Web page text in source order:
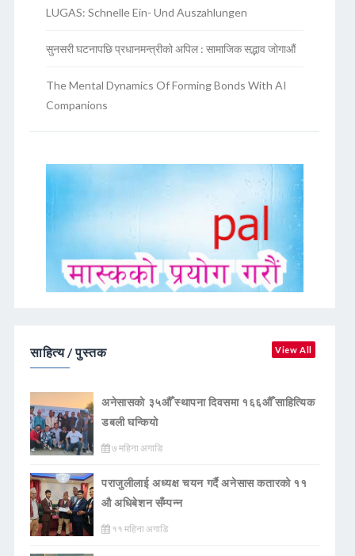
LUGAS: Schnelle Ein- Und Auszahlungen
सुनसरी घटनापछि प्रधानमन्त्रीको अपिल : सामाजिक सद्भाव जोगाऔं
The Mental Dynamics Of Forming Bonds With AI
Companions
साहित्य / पुस्तक View All
अनेसासको ३५औँ स्थापना दिवसमा १६६औँ साहित्यिक
डबली घन्कियाे
७ महिना अगाडि
पराजुलीलाई अध्यक्ष चयन गर्दै अनेसास कतारको ११
औ अधिबेशन सँम्पन्न
११ महिना अगाडि